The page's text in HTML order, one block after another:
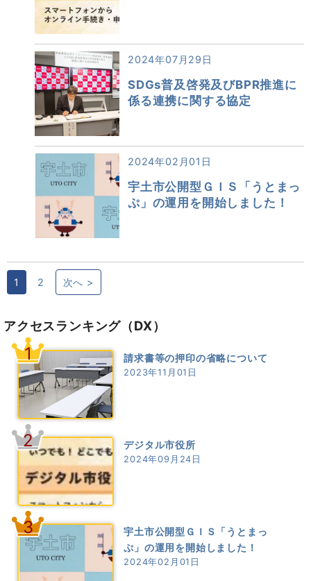
2024年07月29日
SDGs普及啓発及びBPR推進に
係る連携に関する協定
2024年02月01日
宇土市公開型ＧＩＳ「うとまっ
ぷ」の運用を開始しました！
1 2 次へ >
アクセスランキング （DX）
1 請求書等の押印の省略について
2023年11月01日
2 デジタル市役所
2024年09月24日
3
宇土市公開型ＧＩＳ「うとまっ
ぷ」の運用を開始しました！
2024年02月01日